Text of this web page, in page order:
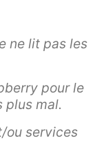
ne lit pas les
pour le
plus mal.
ou services